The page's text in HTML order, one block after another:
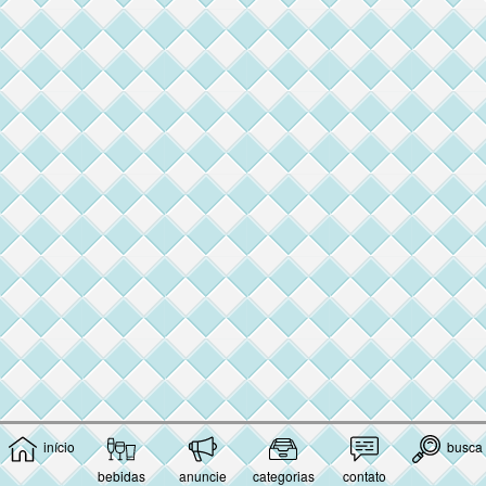
início
bebidas
anuncie categorias contato
busca